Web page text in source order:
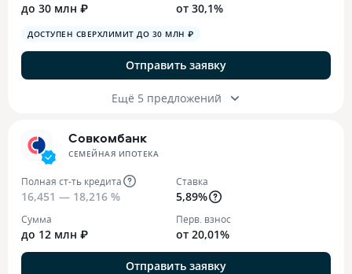
до 30 млн ₽ от 30,1%
ДОСТУПЕН СВЕРХЛИМИТ ДО 30 МЛН ₽
Отправить заявку
Ещё 5 предложений
Совкомбанк
СЕМЕЙНАЯ ИПОТЕКА
Полная ст-ть кредита
16,451 — 18,216 %
Ставка
5,89%
Сумма
до 12 млн ₽
Перв. взнос
от 20,01%
Отправить заявку